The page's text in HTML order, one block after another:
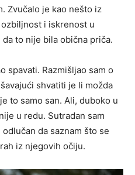
Zvučalo je kao nešto iz
i iskrenost u
to nije bila obična priča.
spavati. Razmišljao sam o
shvatiti je li možda
to samo san. Ali, duboko u
u redu. Sutradan sam
da saznam što se
iz njegovih očiju.